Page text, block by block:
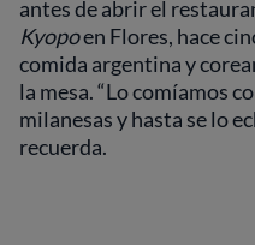
antes de abrir el
Kyopoen Flores, hace
comida argentina y
la mesa. “Lo comíamos
milanesas y hasta se lo
recuerda.